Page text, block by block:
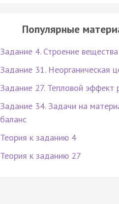
Популярные
Задание 4. Строение вещества
Задание 31. Неорганическая
Задание 27. Тепловой эффект
Задание 34. Задачи на
баланс
Теория к заданию 4
Теория к заданию 27